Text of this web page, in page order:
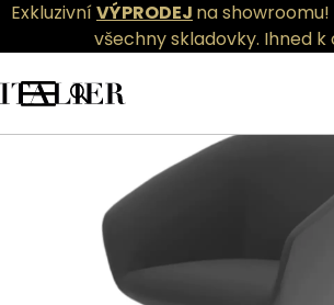
ExkluzivníVÝPRODEJ na showroomu!
všechny skladovky. Ihned k